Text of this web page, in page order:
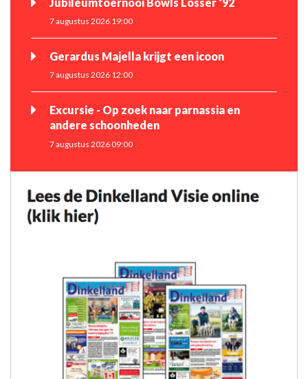
7 augustus 2026 19:00
Gerardus Majella krijgt een icoon
7 augustus 2026 12:00
Excursie - Op zoek naar parnassia en
andere schoonheden
7 augustus 2026 09:00